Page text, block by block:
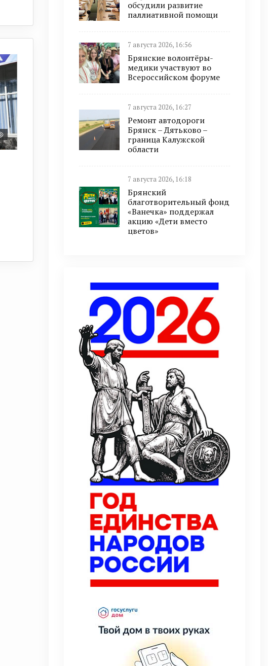
обсудили развитие
паллиативной помощи
7 августа 2026, 16:56
Брянские волонтёры-
медики участвуют во
Всероссийском форуме
7 августа 2026, 16:27
Ремонт автодороги
Брянск – Дятьково –
граница Калужской
области
7 августа 2026, 16:18
Брянский
благотворительный фонд
«Ванечка» поддержал
акцию «Дети вместо
цветов»